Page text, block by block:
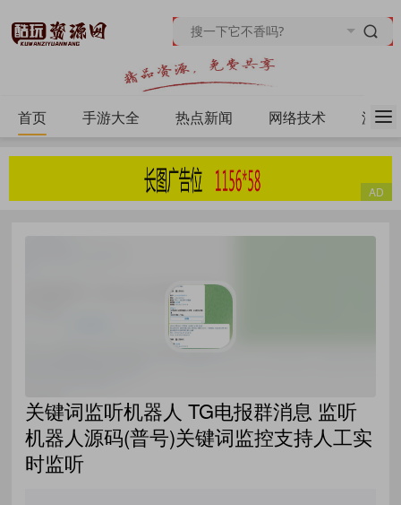
首页 手游大全 热点新闻 网络技术 源码
关键词监听机器人 TG电报群消息 监听
机器人源码(普号)关键词监控支持人工实
时监听